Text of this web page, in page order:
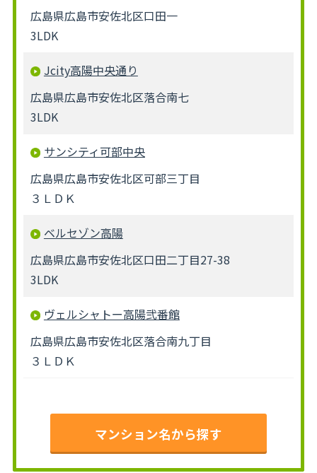
広島県広島市安佐北区口田一
3LDK
Jcity高陽中央通り
広島県広島市安佐北区落合南七
3LDK
サンシティ可部中央
広島県広島市安佐北区可部三丁目
３ＬＤＫ
ベルセゾン高陽
広島県広島市安佐北区口田二丁目27-38
3LDK
ヴェルシャトー高陽弐番館
広島県広島市安佐北区落合南九丁目
３ＬＤＫ
マンション名から探す